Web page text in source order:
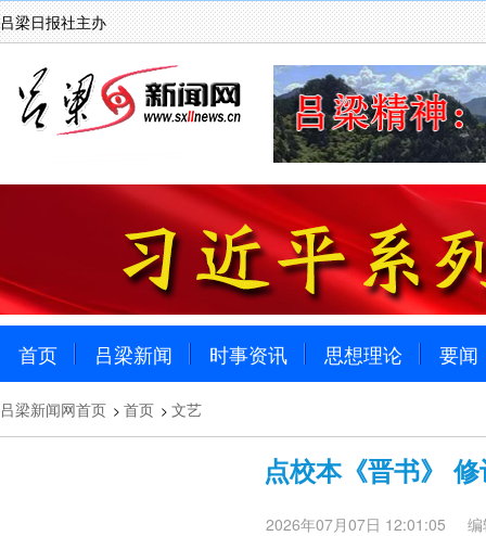
吕梁日报社主办
首页 吕梁新闻 时事资讯 思想理论 要闻
吕梁新闻网首页 > 首页 > 文艺
点校本《晋书》
2026年07月07日 12:01:05